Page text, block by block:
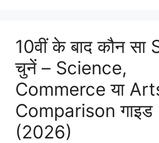
10वीं के बाद कौन सा
चुनें – Science,
Commerce या
Comparison गाइड
(2026)